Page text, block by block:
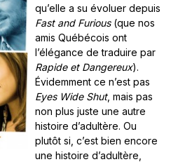
qu’elle a su évoluer depuis
Fast and Furious(que nos
amis Québécois ont
l’élégance de traduire par
Rapide et Dangereux).
Évidemment ce n’est pas
Eyes Wide Shut, mais pas
non plus juste une autre
histoire d’adultère. Ou
plutôt si, c’est bien encore
une histoire d’adultère,